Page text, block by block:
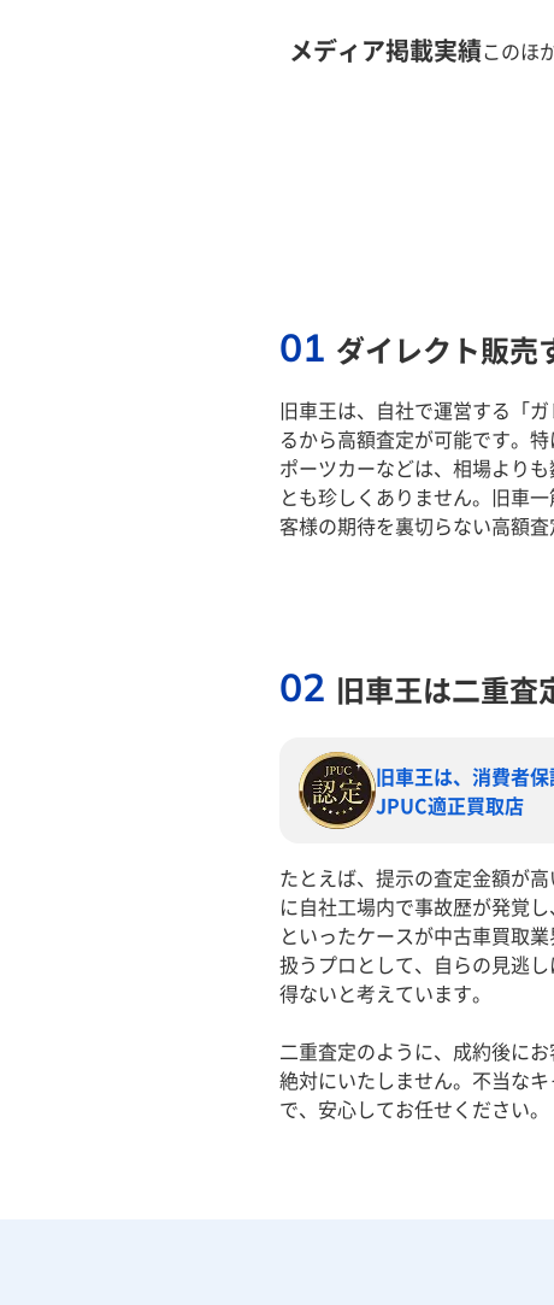
メディア掲載実績このほ
01 ダイレクト販売
旧車王は、自社で運営する「
るから高額査定が可能です。
ポーツカーなどは、相場より
とも珍しくありません。旧車
客様の期待を裏切らない高額査
02 旧車王は二重査
旧車王は、消費者
JPUC適正買取店
たとえば、提示の査定金額が
に自社工場内で事故歴が発覚
といったケースが中古車買取
扱うプロとして、自らの見逃
得ないと考えています。
二重査定のように、成約後に
絶対にいたしません。不当な
で、安心してお任せください。